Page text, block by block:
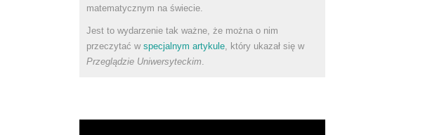
matematycznym na świecie.
Jest to wydarzenie tak ważne, że można o nim
przeczytać w specjalnym artykule, który ukazał się w
Przeglądzie Uniwersyteckim.